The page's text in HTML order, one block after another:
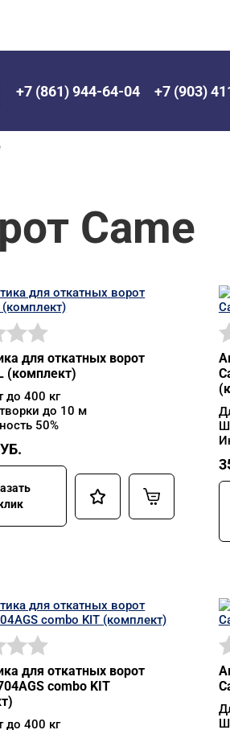
+7 (861) 944-64-04 +7 (903)
Came
для откатных ворот
(комплект)
до 400 кг
до 10 м
50%
для откатных ворот
combo KIT
до 400 кг